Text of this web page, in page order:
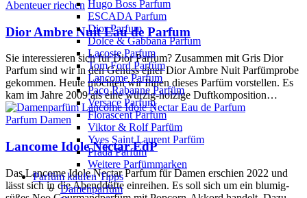
Hugo Boss Parfum
ESCADA Parfum
Dior Parfum
Dolce & Gabbana Parfum
Lacoste Parfum
Tom Ford Parfüm
Lancome Parfum
Paco Rabanne Parfüm
Versace Parfum
Florascent Parfum
Viktor & Rolf Parfüm
Yves Saint Laurent Parfüm
Prada Parfüm
Weitere Parfümmarken
Parfüm kaufen Tipps
Damenparfüm
Abenteuer riechen
Dior Ambre Nuit Eau de Parfum
Sie interessieren sich für Dior Parfum? Zusammen mit Gris Dior
Parfum sind wir in den Genuss einer Dior Ambre Nuit Parfümprobe
gekommen. Heute möchten wir Ihnen dieses Parfüm vorstellen. Es
kam im Jahre 2009 als eine würzig-holzige Duftkomposition…
Parfum Damen
Lancome Idole Nectar EdP
Das Lancome Idole Nectar Parfum für Damen erschien 2022 und
lässt sich in die Abenddüfte einreihen. Es soll sich um ein blumig-